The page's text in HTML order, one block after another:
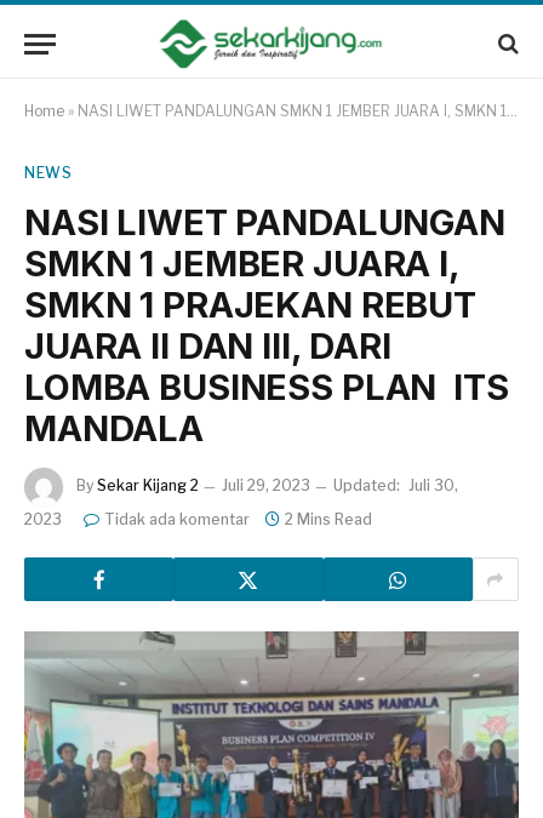
Home » NASI LIWET PANDALUNGAN SMKN 1 JEMBER JUARA I, SMKN 1 PRAJEKAN REBUT JUARA II DAN III, DARI LOMBA BUSINESS PLAN ITS MANDALA
NEWS
NASI LIWET PANDALUNGAN
SMKN 1 JEMBER JUARA I,
SMKN 1 PRAJEKAN REBUT
JUARA II DAN III, DARI
LOMBA BUSINESS PLAN ITS
MANDALA
By Sekar Kijang 2 Juli 29, 2023 Updated: Juli 30,
2023
Tidak ada komentar 2 Mins Read